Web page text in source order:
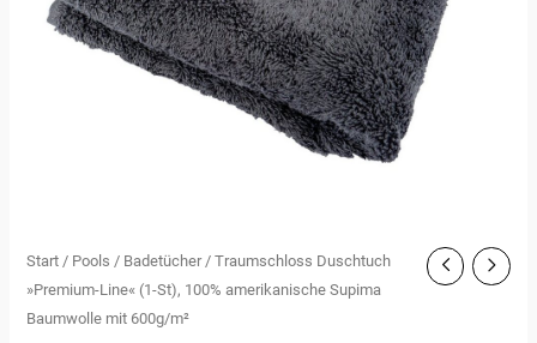
Start / Pools / Badetücher/ Traumschloss Duschtuch
»Premium-Line« (1-St), 100% amerikanische Supima
Baumwolle mit 600g/m²